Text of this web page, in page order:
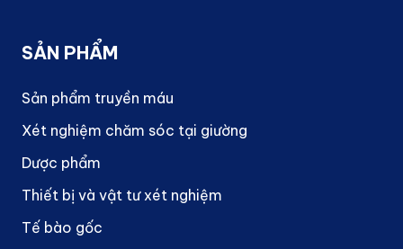
SẢN PHẨM
Sản phẩm truyền máu
Xét nghiệm chăm sóc tại giường
Dược phẩm
Thiết bị và vật tư xét nghiệm
Tế bào gốc